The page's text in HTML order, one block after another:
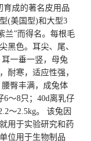
育成的著名皮用品
(美国型)和大型3
兰”而得名。每根毛
黑色。耳尖、尾、
一垂一竖，母兔
耐寒，适应性强，
臀丰满，成兔体
6～8只；40d离乳仔
～2.5kg。 该兔因
用于实验研究和药
位用于生物制品